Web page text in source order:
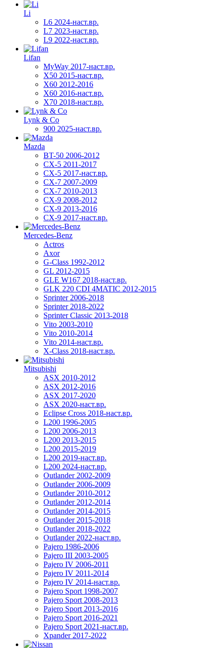
Li
L6 2024-наст.вр.
L7 2023-наст.вр.
L9 2022-наст.вр.
Lifan
MyWay 2017-наст.вр.
X50 2015-наст.вр.
X60 2012-2016
X60 2016-наст.вр.
X70 2018-наст.вр.
Lynk & Co
900 2025-наст.вр.
Mazda
BT-50 2006-2012
CX-5 2011-2017
CX-5 2017-наст.вр.
CX-7 2007-2009
CX-7 2010-2013
CX-9 2008-2012
CX-9 2013-2016
CX-9 2017-наст.вр.
Mercedes-Benz
Actros
Axor
G-Class 1992-2012
GL 2012-2015
GLE W167 2018-наст.вр.
GLK 220 CDI 4MATIC 2012-2015
Sprinter 2006-2018
Sprinter 2018-2022
Sprinter Classic 2013-2018
Vito 2003-2010
Vito 2010-2014
Vito 2014-наст.вр.
X-Class 2018-наст.вр.
Mitsubishi
ASX 2010-2012
ASX 2012-2016
ASX 2017-2020
ASX 2020-наст.вр.
Eclipse Cross 2018-наст.вр.
L200 1996-2005
L200 2006-2013
L200 2013-2015
L200 2015-2019
L200 2019-наст.вр.
L200 2024-наст.вр.
Outlander 2002-2009
Outlander 2006-2009
Outlander 2010-2012
Outlander 2012-2014
Outlander 2014-2015
Outlander 2015-2018
Outlander 2018-2022
Outlander 2022-наст.вр.
Pajero 1986-2006
Pajero III 2003-2005
Pajero IV 2006-2011
Pajero IV 2011-2014
Pajero IV 2014-наст.вр.
Pajero Sport 1998-2007
Pajero Sport 2008-2013
Pajero Sport 2013-2016
Pajero Sport 2016-2021
Pajero Sport 2021-наст.вр.
Xpander 2017-2022